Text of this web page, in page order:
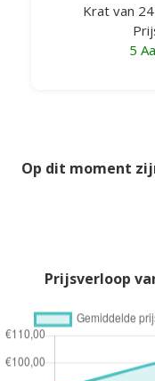
Krat van
5
Op dit moment
Prijsverloop